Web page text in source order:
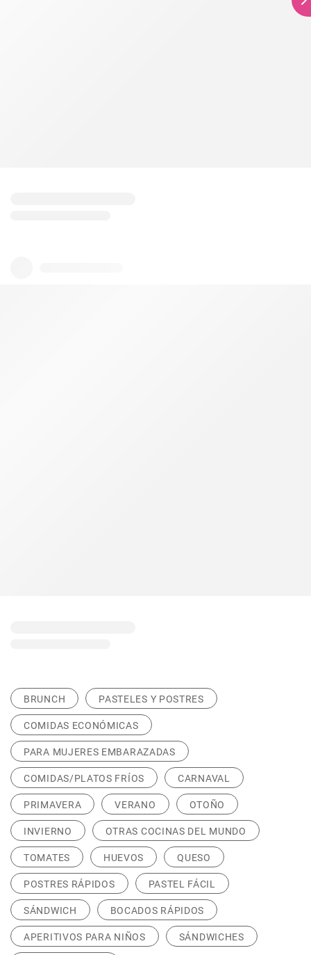
BRUNCH PASTELES Y POSTRES
COMIDAS ECONÓMICAS
PARA MUJERES EMBARAZADAS
COMIDAS/PLATOS FRÍOS CARNAVAL
PRIMAVERA VERANO OTOÑO
INVIERNO OTRAS COCINAS DEL MUNDO
TOMATES HUEVOS QUESO
POSTRES RÁPIDOS PASTEL FÁCIL
SÁNDWICH BOCADOS RÁPIDOS
APERITIVOS PARA NIÑOS SÁNDWICHES